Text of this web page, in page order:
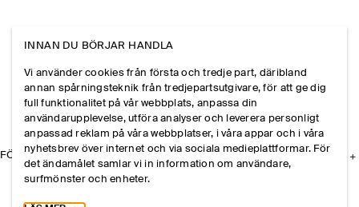
FÖRETAGET
INNAN DU BÖRJAR HANDLA
Vi använder cookies från första och tredje part, däribland
annan spårningsteknik från tredjepartsutgivare, för att ge dig
full funktionalitet på vår webbplats, anpassa din
användarupplevelse, utföra analyser och leverera personligt
anpassad reklam på våra webbplatser, i våra appar och i våra
nyhetsbrev över internet och via sociala medieplattformar. För
det ändamålet samlar vi in information om användare,
surfmönster och enheter.